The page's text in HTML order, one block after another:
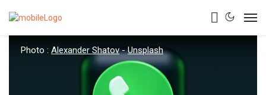
Photo : Alexander Shatov-Unsplash